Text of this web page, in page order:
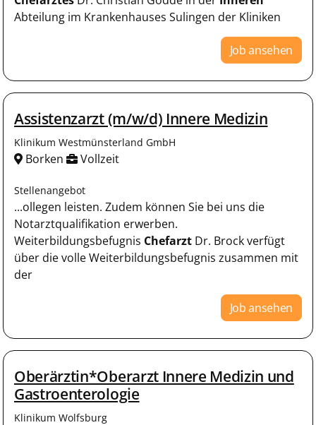
Abteilung im Krankenhauses Sulingen der Kliniken
Job ansehen
Assistenzarzt (m/w/d) Innere Medizin
Klinikum Westmünsterland GmbH
Borken Vollzeit
Stellenangebot
...ollegen leisten. Zudem können Sie bei uns die
Notarztqualifikation erwerben.
Weiterbildungsbefugnis Chefarzt Dr. Brock verfügt
über die volle Weiterbildungsbefugnis zusammen mit
der
Job ansehen
Oberärztin*Oberarzt Innere Medizin und
Gastroenterologie
Klinikum Wolfsburg